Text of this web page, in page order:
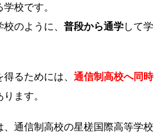
校です。
のように、 普段から通学して学
るためには、 通信制高校へ同時
ります。
通信制高校の星槎国際高等学校